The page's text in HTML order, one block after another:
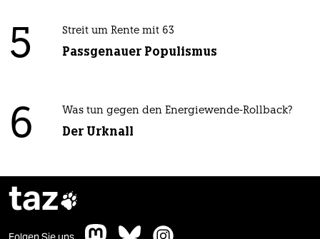
5 Streit um Rente mit 63
Passgenauer Populismus
6 Was tun gegen den Energiewende-Rollback?
Der Urknall
taz